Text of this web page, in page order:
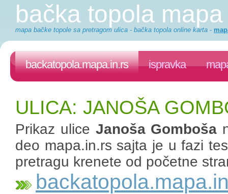
bačka topola mapa
mapa bačke topole sa pretragom ulica - bačka topola online karta -
backatopola.mapa.in.rs ispravka
ULICA: JANOŠA
Prikaz ulice Janoša Gomboša
deo mapa.in.rs sajta je u fazi
pretragu krenete od početne